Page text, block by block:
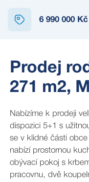
6 990 000 Kč
Prodej
271 m2,
Nabízíme k prodeji
dispozici 5+1 s
se v klidné části
nabízí prostornou
obývací pokoj s
pracovnu, dvě